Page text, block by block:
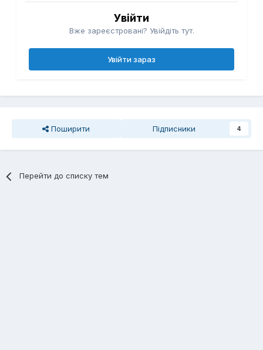
Увійти
Вже зареєстровані? Увійдіть тут.
Увійти зараз
Поширити Підписники 4
Перейти до списку тем